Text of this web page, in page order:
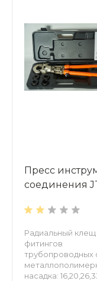
Пресс
соединения
Радиальный
фитингов
трубопроводных
насадка: